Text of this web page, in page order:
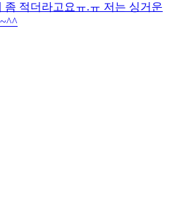
적더라고요ㅠ.ㅠ 저는 싱거운